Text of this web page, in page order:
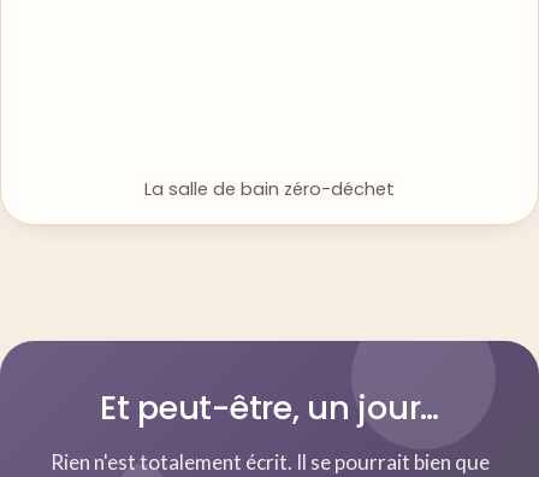
La salle de bain zéro-déchet
Et peut-être, un jour…
Rien n'est totalement écrit. Il se pourrait bien que